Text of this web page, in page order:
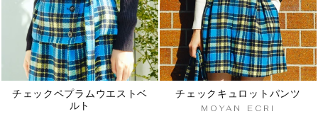
チェックペプラムウエストベ
ルト
チェックキュロットパンツ
MOYAN ECRI